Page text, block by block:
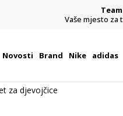
Team
Vaše mjesto za
Novosti Brand Nike adidas
za djevojčice